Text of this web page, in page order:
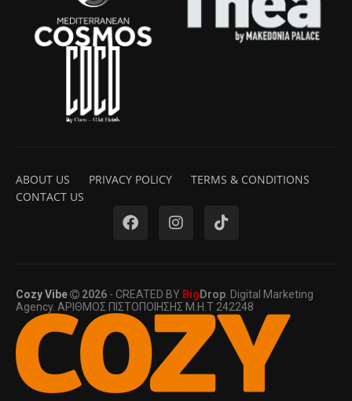
ABOUT US PRIVACY POLICY
TERMS & CONDITIONS
CONTACT US
Cozy Vibe 2026 - CREATED BY Big Drop. Digital Marketing
Agency. ΑΡΙΘΜΟΣ ΠΙΣΤΟΠΟΙΗΣΗΣ Μ.Η.Τ 242248